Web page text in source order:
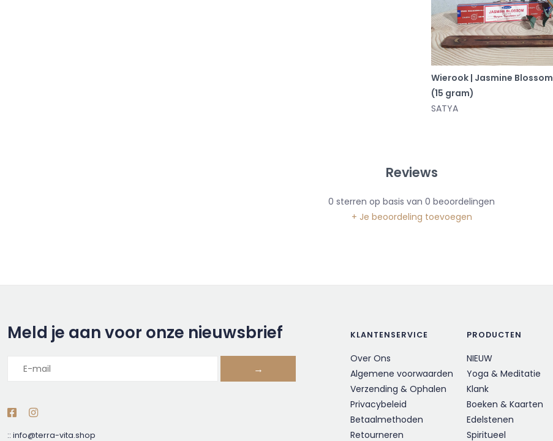
Wierook | Jasmine Blossom
(15 gram)
SATYA
Reviews
0 sterren op basis van 0 beoordelingen
+ Je beoordeling toevoegen
Meld je aan voor onze nieuwsbrief
→
:: info@terra-vita.shop
KLANTENSERVICE
Over Ons
Algemene voorwaarden
Verzending & Ophalen
Privacybeleid
Betaalmethoden
Retourneren
PRODUCTEN
NIEUW
Yoga & Meditatie
Klank
Boeken & Kaarten
Edelstenen
Spiritueel